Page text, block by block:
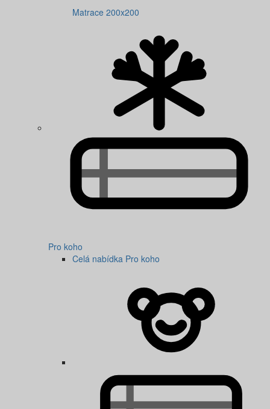
Matrace 200x200
Pro koho
Celá nabídka Pro koho